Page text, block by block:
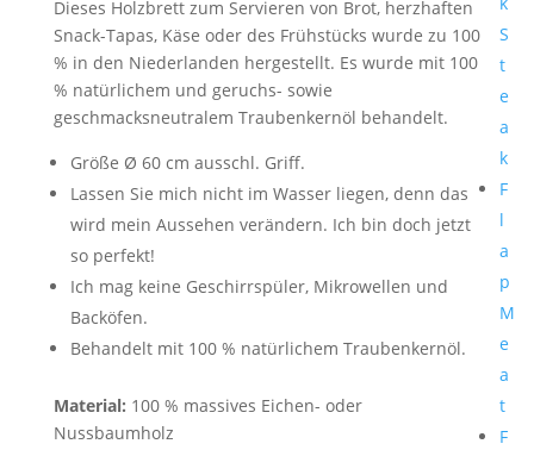
S
t
e
a
k
F
l
a
p
M
e
a
t
F
Dieses Holzbrett zum Servieren von Brot, herzhaften
Snack-Tapas, Käse oder des Frühstücks wurde zu 100
% in den Niederlanden hergestellt. Es wurde mit 100
% natürlichem und geruchs- sowie
geschmacksneutralem Traubenkernöl behandelt.
Größe Ø 60 cm ausschl. Griff.
Lassen Sie mich nicht im Wasser liegen, denn das
wird mein Aussehen verändern. Ich bin doch jetzt
so perfekt!
Ich mag keine Geschirrspüler, Mikrowellen und
Backöfen.
Behandelt mit 100 % natürlichem Traubenkernöl.
Material: 100 % massives Eichen- oder
Nussbaumholz